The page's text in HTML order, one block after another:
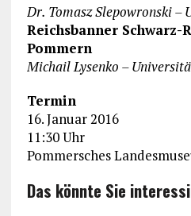
Dr. Tomasz Slepowronski –
Reichsbanner Schwarz-
Pommern
Michail Lysenko –
Termin
16. Januar 2016
11:30 Uhr
Pommersches
Das könnte Sie